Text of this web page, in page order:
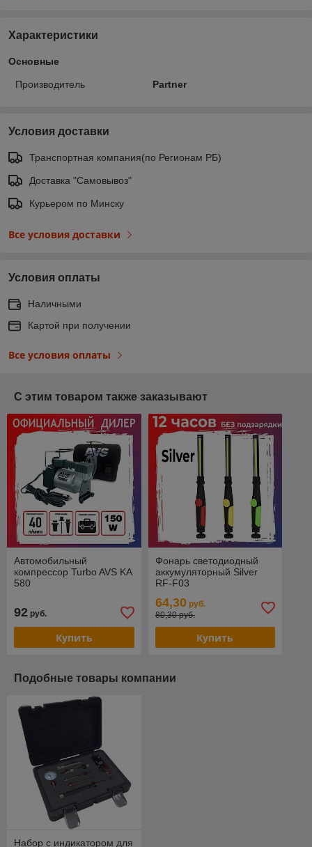
Характеристики
Основные
Производитель Partner
Условия доставки
Транспортная компания(по Регионам РБ)
Доставка "Самовывоз"
Курьером по Минску
Все условия доставки
Условия оплаты
Наличными
Картой при получении
Все условия оплаты
С этим товаром также заказывают
Автомобильный
компрессор Turbo AVS KA
580
92 руб.
Купить
Фонарь светодиодный
аккумуляторный Silver
RF-F03
64,30руб.
80,30 руб.
Купить
Подобные товары компании
Набор с индикатором для